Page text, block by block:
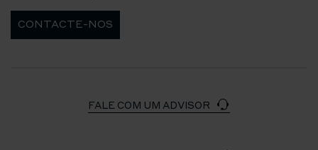
CONTACTE-NOS
FALE COM UM ADVISOR